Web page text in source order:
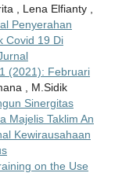
, Lena Elfianty ,
Penyerahan
Covid 19 Di
(2021): Februari
, M.Sidik
Sinergitas
Majelis Taklim An
Kewirausahaan
on the Use